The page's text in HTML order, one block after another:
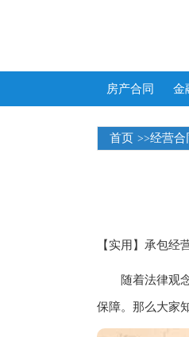
房产合同 金
首页 >>经营合
【实用】承包经
随着法律观念
保障。那么大家